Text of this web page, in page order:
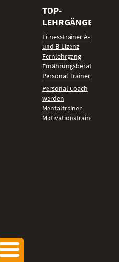
TOP-
LEHRGÄNGE
Fitnesstrainer A-
und B-Lizenz
Fernlehrgang
Ernährungsberater
Personal Trainer
Personal Coach
werden
Mentaltrainer
Motivationstrainer